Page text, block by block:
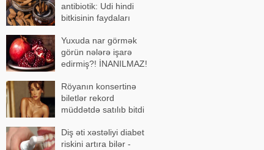
antibiotik: Udi hindi
bitkisinin faydaları
Yuxuda nar görmək
görün nələrə işarə
edirmiş?! İNANILMAZ!
Röyanın konsertinə
biletlər rekord
müddətdə satılıb bitdi
Diş əti xəstəliyi diabet
riskini artıra bilər -